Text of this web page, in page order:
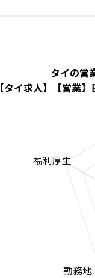
タイの営
【タイ求人】【営業
勤務地
福利厚生